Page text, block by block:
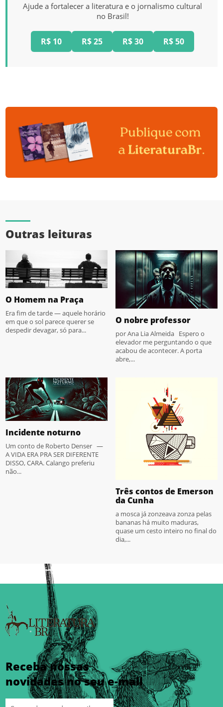
Ajude a fortalecer a literatura e o jornalismo cultural
no Brasil!
R$ 10 R$ 25 R$ 30 R$ 50
Outras leituras
O Homem na Praça
Era fim de tarde — aquele horário
em que o sol parece querer se
despedir devagar, só para...
O nobre professor
por Ana Lia Almeida Espero o
elevador me perguntando o que
acabou de acontecer. A porta
abre,...
Incidente noturno
Um conto de Roberto Denser —
A VIDA ERA PRA SER DIFERENTE
DISSO, CARA. Calango preferiu
não...
Três contos de Emerson
da Cunha
a mosca já zonzeava zonza pelas
bananas há muito maduras,
quase um cesto inteiro no final do
dia,...
Receba nossas
novidades no seu e-mail